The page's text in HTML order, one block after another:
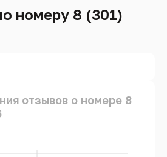
номеру 8 (301)
отзывов о номере 8